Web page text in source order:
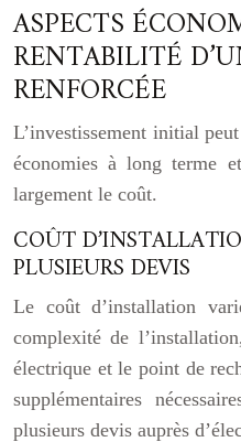
ASPECTS
RENTABILITÉ
RENFORCÉE
L’investissement initial
économies à long terme
largement le coût.
COÛT
PLUSIEURS DEVIS
Le coût d’installation
complexité de
électrique et le point de
supplémentaires
plusieurs devis auprès